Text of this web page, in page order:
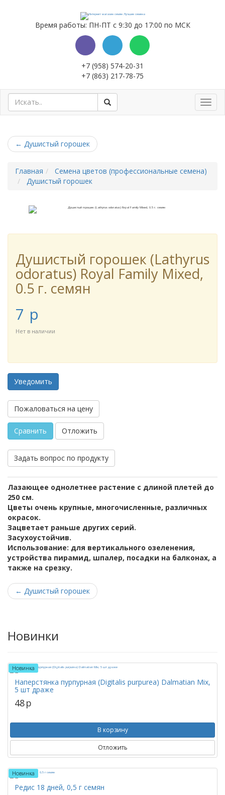
Время работы: ПН-ПТ с 9:30 до 17:00 по МСК
+7 (958) 574-20-31
+7 (863) 217-78-75
← Душистый горошек
Главная
Семена цветов (профессиональные семена)
Душистый горошек
Душистый горошек (Lathyrus
odoratus) Royal Family Mixed,
0.5 г. семян
7 p
Нет в наличии
Уведомить
Пожаловаться на цену
Сравнить Отложить
Задать вопрос по продукту
Лазающее однолетнее растение с длиной плетей до
250 см.
Цветы очень крупные, многочисленные, различных
окрасок.
Зацветает раньше других серий.
Засухоустойчив.
Использование: для вертикального озеленения,
устройства пирамид, шпалер, посадки на балконах, а
также на срезку.
← Душистый горошек
Новинки
Новинка
Наперстянка пурпурная (Digitalis purpurea) Dalmatian Mix,
5 шт драже
48p
В корзину
Отложить
Новинка
Редис 18 дней, 0,5 г семян